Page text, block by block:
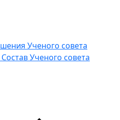
Ученого совета
Состав Ученого совета